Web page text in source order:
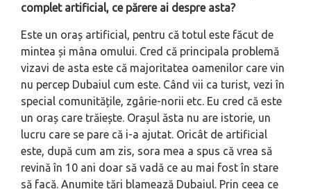
complet artificial, ce părere ai despre asta?
Este un oraș artificial, pentru că totul este făcut de
mintea și mâna omului. Cred că principala problemă
vizavi de asta este că majoritatea oamenilor care vin
nu percep Dubaiul cum este. Când vii ca turist, vezi în
special comunitățile, zgârie-norii etc. Eu cred că este
un oraș care trăiește. Orașul ăsta nu are istorie, un
lucru care se pare că i-a ajutat. Oricât de artificial
este, după cum am zis, sora mea a spus că vrea să
revină în 10 ani doar să vadă ce au mai fost în stare
să facă. Anumite țări blamează Dubaiul. Prin ceea ce